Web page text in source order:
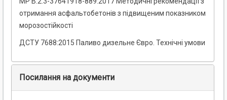
отримання асфальтобетонів з підвищеним показником
морозостійкості
ДСТУ 7688:2015 Паливо дизельне Євро. Технічні умови
Посилання на документи